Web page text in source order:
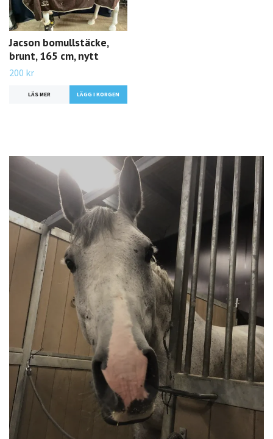
Jacson bomullstäcke,
brunt, 165 cm, nytt
200 kr
LÄS MER